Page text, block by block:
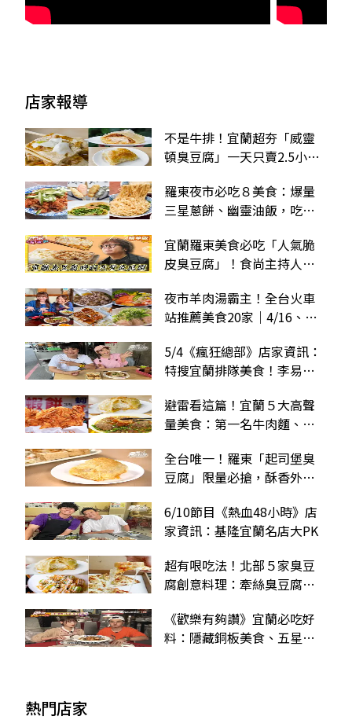
店家報導
不是牛排！宜蘭超夯「威靈
頓臭豆腐」一天只賣2.5小
羅東夜市必吃８美食：爆量
三星蔥餅、幽靈油飯，吃宜
宜蘭羅東美食必吃「人氣脆
皮臭豆腐」！食尚主持人納
夜市羊肉湯霸主！全台火車
站推薦美食20家｜4/16、
go》店家資訊
5/4《瘋狂總部》店家資訊：
特搜宜蘭排隊美食！李易、
避雷看這篇！宜蘭５大高聲
量美食：第一名牛肉麵、起
全台唯一！羅東「起司堡臭
豆腐」限量必搶，酥香外皮
6/10節目《熱血48小時》店
家資訊：基隆宜蘭名店大PK
超有哏吃法！北部５家臭豆
腐創意料理：牽絲臭豆腐披
《歡樂有夠讚》宜蘭必吃好
料：隱藏銅板美食、五星級
熱門店家